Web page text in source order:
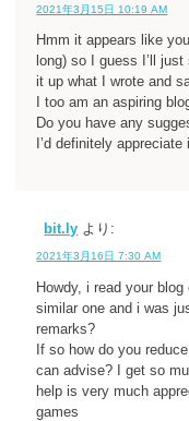
2021年3月15日 10:19 AM
Hmm it appears like
long) so I guess I’ll just
it up what I wrote and
I too am an aspiring
Do you have any
I’d definitely
bit.ly より:
2021年3月16日 7:30 AM
Howdy, i read your
similar one and i was
remarks?
If so how do you
can advise? I get so
help is very much
games